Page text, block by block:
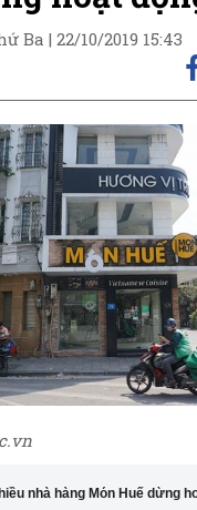
Ba | 22/10/2019 15:43
nhà hàng Món Huế dừng